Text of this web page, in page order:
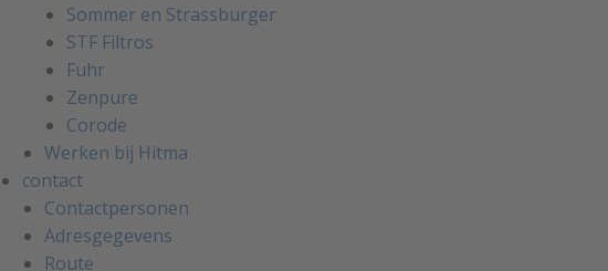
Sommer en Strassburger
STF Filtros
Fuhr
Zenpure
Corode
Werken bij Hitma
contact
Contactpersonen
Adresgegevens
Route